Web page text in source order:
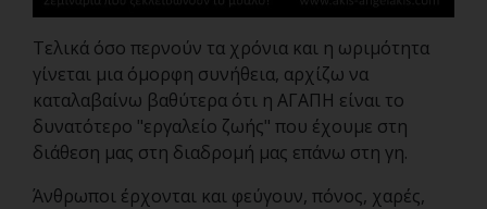
Τελικά όσο περνούν τα χρόνια και η ωριμότητα
γίνεται μια όμορφη συνήθεια, αρχίζω να
καταλαβαίνω βαθύτερα ότι η ΑΓΑΠΗ είναι το
δυνατότερο "εργαλείο ζωής" που έχουμε στη
διάθεση μας στη διαδρομή μας επάνω στη γη.
Άνθρωποι έρχονται και φεύγουν, πόνος, χαρές,